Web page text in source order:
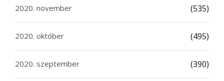
2020. november (535)
2020. október (495)
2020. szeptember (390)